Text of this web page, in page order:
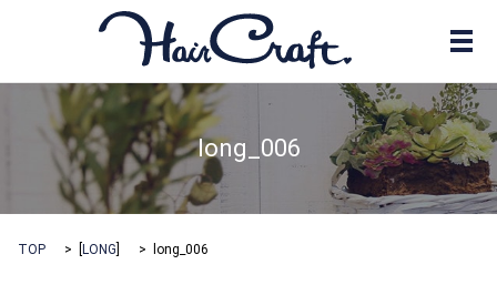
メ
long_006
TOP LONG long_006